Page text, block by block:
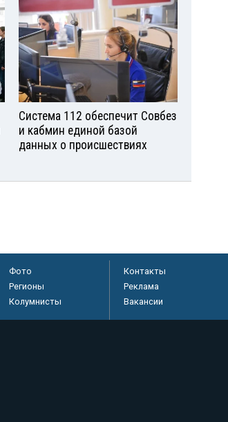
Система 112 обеспечит Совбез
и кабмин единой базой
данных о происшествиях
Фото
Регионы
Колумнисты
Контакты
Реклама
Вакансии